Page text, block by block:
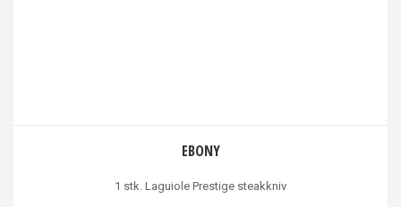
EBONY
1 stk. Laguiole Prestige steakkniv